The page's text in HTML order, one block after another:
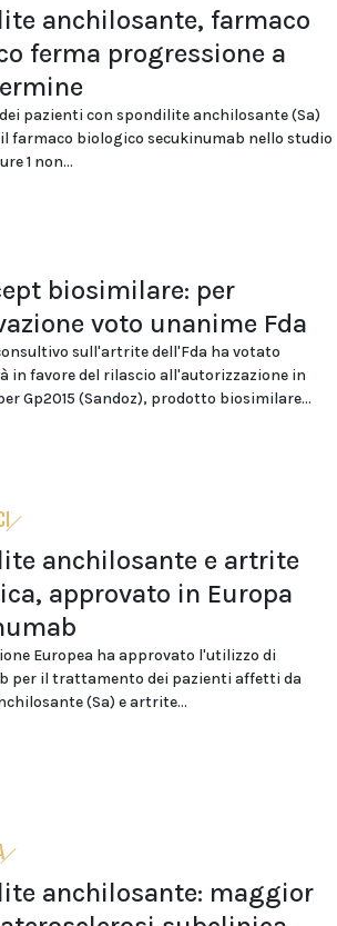
anchilosante, farmaco
ferma progressione a
pazienti con spondilite anchilosante (Sa)
farmaco biologico secukinumab nello studio
1 non...
biosimilare: per
voto unanime Fda
sull'artrite dell'Fda ha votato
in favore del rilascio all'autorizzazione in
Gp2015 (Sandoz), prodotto biosimilare...
anchilosante e artrite
approvato in Europa
Europea ha approvato l'utilizzo di
per il trattamento dei pazienti affetti da
(Sa) e artrite...
anchilosante: maggior